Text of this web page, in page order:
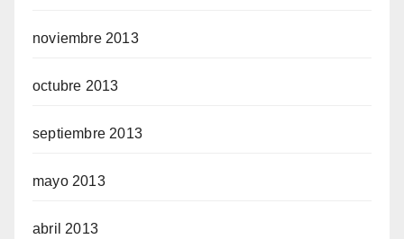
noviembre 2013
octubre 2013
septiembre 2013
mayo 2013
abril 2013